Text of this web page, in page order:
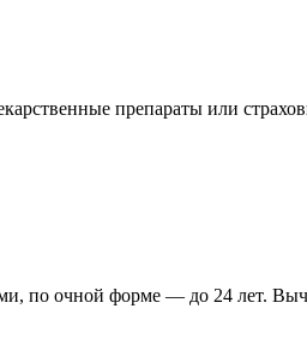
препараты или
по очной форме — до 24 лет.